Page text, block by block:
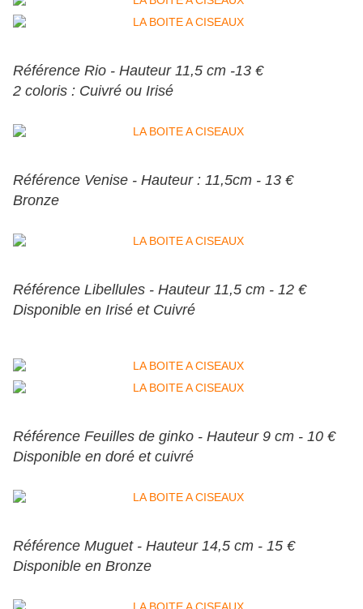
Référence Rio - Hauteur 11,5 cm -13 €
2 coloris : Cuivré ou Irisé
Référence Venise - Hauteur : 11,5cm - 13 €
Bronze
Référence Libellules - Hauteur 11,5 cm - 12 €
Disponible en Irisé et Cuivré
Référence Feuilles de ginko - Hauteur 9 cm - 10 €
Disponible en doré et cuivré
Référence Muguet - Hauteur 14,5 cm - 15 €
Disponible en Bronze